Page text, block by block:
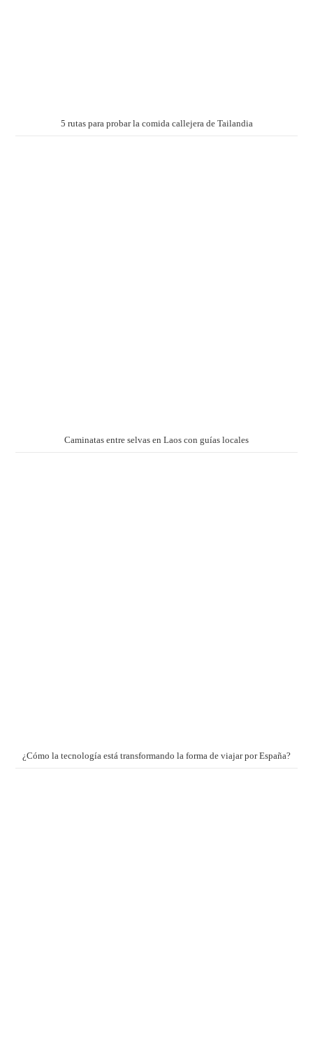
5 rutas para probar la comida callejera de Tailandia
Caminatas entre selvas en Laos con guías locales
¿Cómo la tecnología está transformando la forma de viajar por España?